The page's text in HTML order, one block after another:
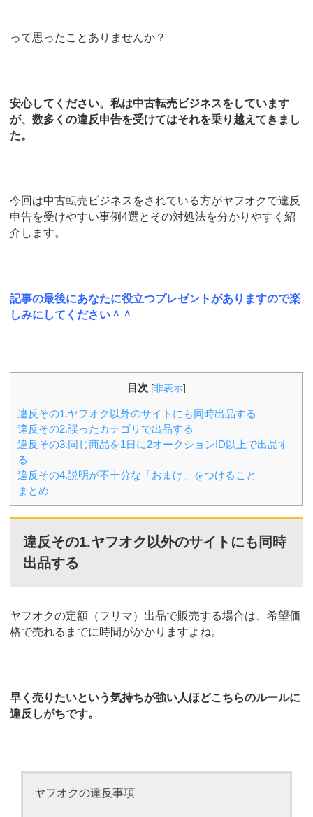
って思ったことありませんか？
安心してください。私は中古転売ビジネスをしています
が、数多くの違反申告を受けてはそれを乗り越えてきまし
た。
今回は中古転売ビジネスをされている方がヤフオクで違反
申告を受けやすい事例4選とその対処法を分かりやすく紹
介します。
記事の最後にあなたに役立つプレゼントがありますので楽
しみにしてください＾＾
目次 [非表示]
違反その1.ヤフオク以外のサイトにも同時出品する
違反その2.誤ったカテゴリで出品する
違反その3.同じ商品を1日に2オークションID以上で出品す
る
違反その4.説明が不十分な「おまけ」をつけること
まとめ
違反その1.ヤフオク以外のサイトにも同時
出品する
ヤフオクの定額（フリマ）出品で販売する場合は、希望価
格で売れるまでに時間がかかりますよね。
早く売りたいという気持ちが強い人ほどこちらのルールに
違反しがちです。
ヤフオクの違反事項